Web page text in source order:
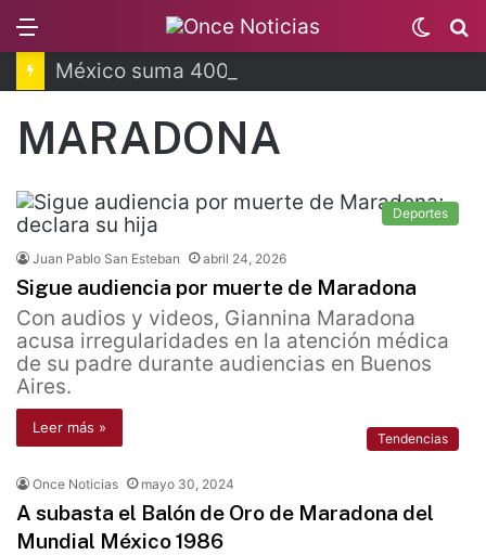
Switch
skin
MARADONA
Deportes
Juan Pablo San Esteban abril 24, 2026
Sigue audiencia por muerte de Maradona
Con audios y videos, Giannina Maradona
acusa irregularidades en la atención médica
de su padre durante audiencias en Buenos
Aires.
Leer más »
Tendencias
Once Noticias mayo 30, 2024
A subasta el Balón de Oro de Maradona del
Mundial México 1986